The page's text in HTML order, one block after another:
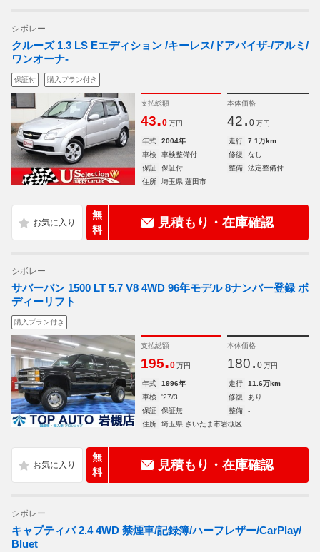
シボレー
クルーズ 1.3 LS Eエディション /キーレス/ドアバイザ-/アルミ/
ワンオーナ-
保証付 購入プラン付き
支払総額
43.0 万円
本体価格
42. 0 万円
年式 2004年 走行
7.1万km
車検
車検整備付 修復
なし
保証
保証付 整備
法定整備付
住所
埼玉県 蓮田市
無
料
見積もり・在庫確認
シボレー
サバーバン 1500 LT 5.7 V8 4WD 96年モデル 8ナンバー登録 ボ
ディーリフト
購入プラン付き
支払総額
195.0 万円
本体価格
180. 0 万円
年式 1996年 走行
11.6万km
車検
'27/3 修復
あり
保証
保証無 整備
-
住所
埼玉県 さいたま市岩槻区
無
料
見積もり・在庫確認
シボレー
キャプティバ 2.4 4WD 禁煙車/記録簿/ハーフレザー/CarPlay/
Bluet